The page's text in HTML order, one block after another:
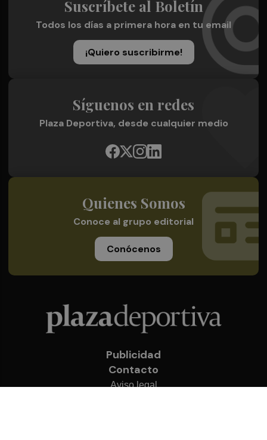
Suscríbete al Boletín
Todos los días a primera hora en tu email
¡Quiero suscribirme!
Síguenos en redes
Plaza Deportiva, desde cualquier medio
Quienes Somos
Conoce al grupo editorial
Conócenos
Publicidad
Contacto
Aviso legal